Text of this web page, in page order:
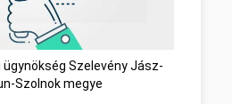
Szelevény Jász-
Szolnok megye